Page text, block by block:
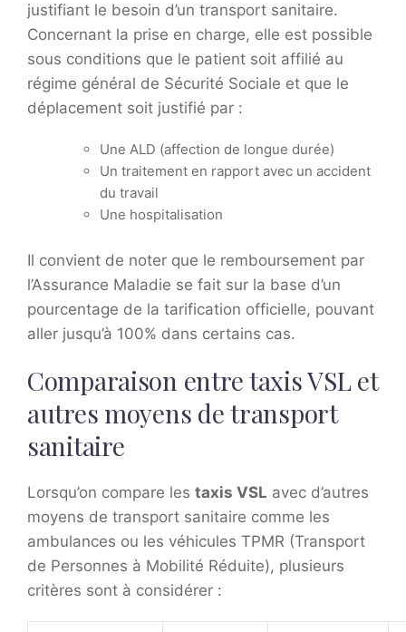
justifiant le besoin d’un transport sanitaire.
Concernant la prise en charge, elle est possible
sous conditions que le patient soit affilié au
régime général de Sécurité Sociale et que le
déplacement soit justifié par :
Une ALD (affection de longue durée)
Un traitement en rapport avec un accident
du travail
Une hospitalisation
Il convient de noter que le remboursement par
l’Assurance Maladie se fait sur la base d’un
pourcentage de la tarification officielle, pouvant
aller jusqu’à 100% dans certains cas.
Comparaison entre taxis VSL et
autres moyens de transport
sanitaire
Lorsqu’on compare les taxis VSL avec d’autres
moyens de transport sanitaire comme les
ambulances ou les véhicules TPMR (Transport
de Personnes à Mobilité Réduite), plusieurs
critères sont à considérer :